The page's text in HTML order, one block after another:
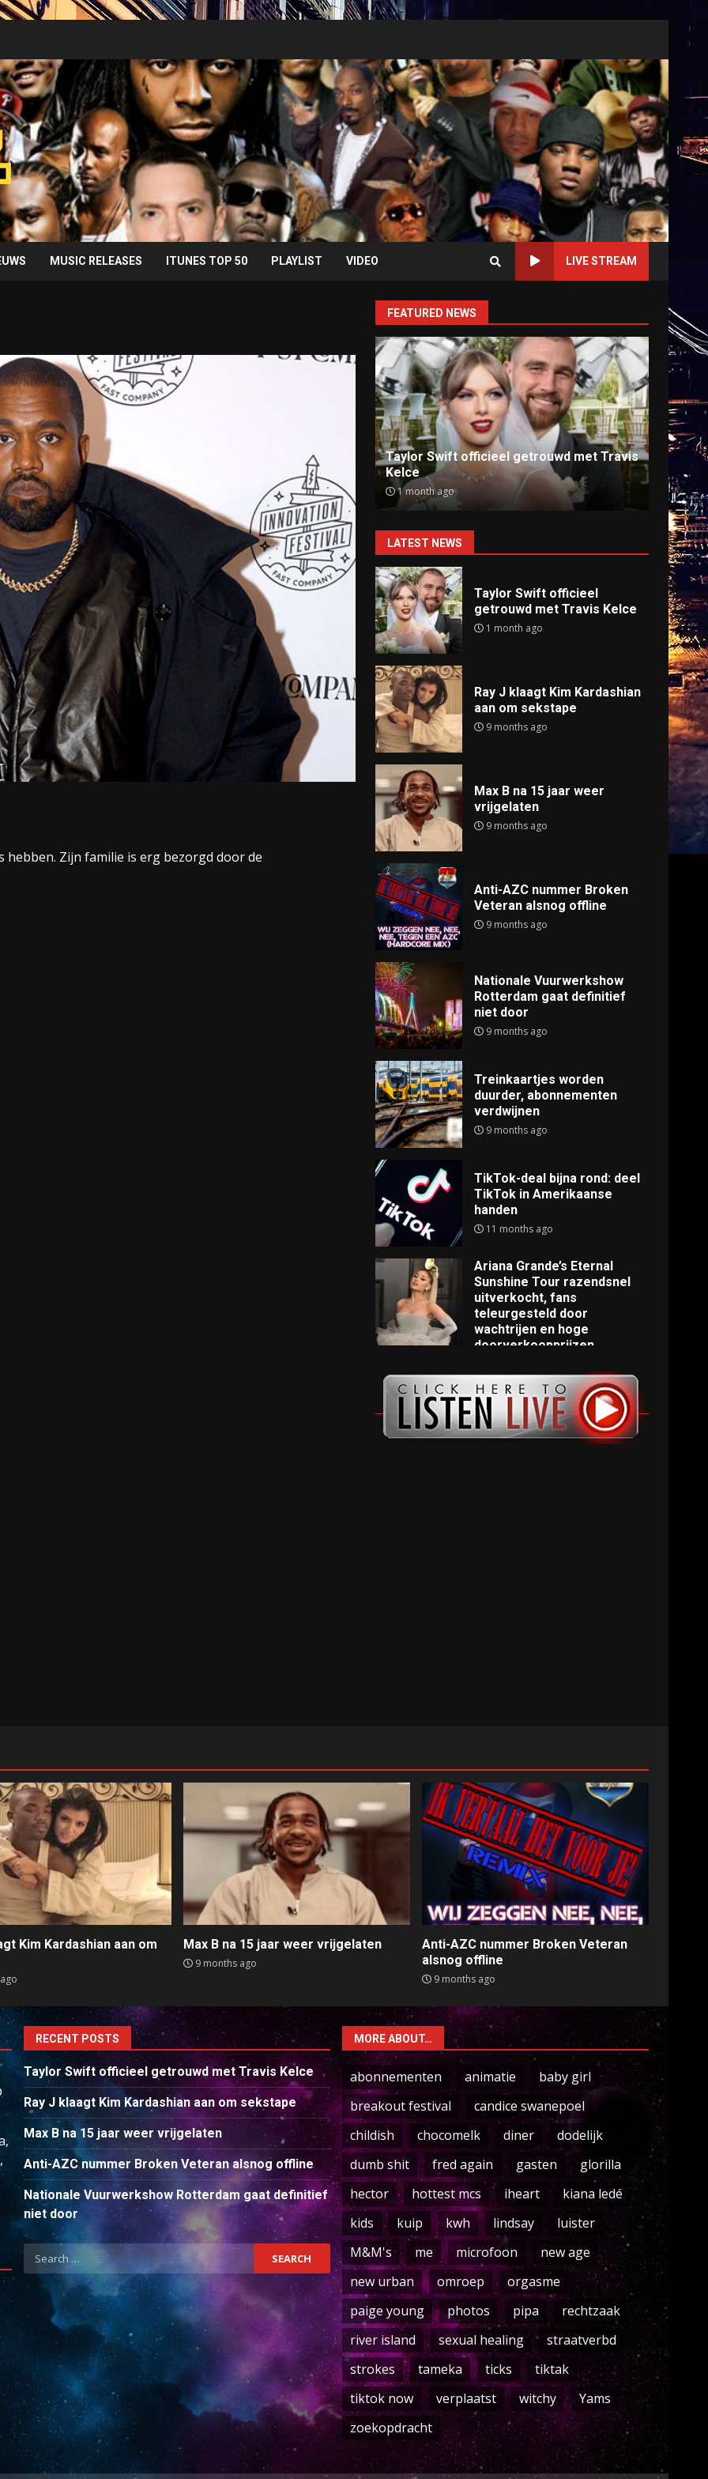
MUSIC RELEASES ITUNES TOP 50 PLAYLIST VIDEO LIVE STREAM
Zijn familie is erg bezorgd door de
FEATURED NEWS
Taylor Swift officieel getrouwd met Travis
Kelce
1 month ago
Ray J klaagt Kim Kardashian aan om
sekstape
9 months ago
Anti-
9
LATEST NEWS
Taylor Swift officieel
getrouwd met Travis Kelce
1 month ago
Ray J klaagt Kim Kardashian
aan om sekstape
9 months ago
Max B na 15 jaar weer
vrijgelaten
9 months ago
Anti-AZC nummer Broken
Veteran alsnog offline
9 months ago
Nationale Vuurwerkshow
Rotterdam gaat definitief
niet door
9 months ago
Treinkaartjes worden
duurder, abonnementen
verdwijnen
9 months ago
TikTok-deal bijna rond: deel
TikTok in Amerikaanse
handen
11 months ago
Ariana Grande’s Eternal
Sunshine Tour razendsnel
uitverkocht, fans
teleurgesteld door
wachtrijen en hoge
doorverkoopprijzen
Kim Kardashian aan om
Max B na 15 jaar weer vrijgelaten
9 months ago
Anti-AZC nummer Broken Veteran
alsnog offline
9 months ago
RECENT POSTS
Taylor Swift officieel getrouwd met Travis Kelce
Ray J klaagt Kim Kardashian aan om sekstape
Max B na 15 jaar weer vrijgelaten
Anti-AZC nummer Broken Veteran alsnog offline
Nationale Vuurwerkshow Rotterdam gaat definitief
niet door
Search
for:
MORE ABOUT…
abonnementen animatie
baby girl
breakout festival
candice swanepoel
childish
chocomelk diner
dodelijk
dumb shit
fred again gasten
glorilla
hector
hottest mcs iheart
kiana ledé
kids
kuip kwh lindsay
luister
M&M's
me microfoon
new age
new urban
omroep
orgasme
paige young
photos pipa
rechtzaak
river island
sexual healing
straatverbd
strokes
tameka ticks
tiktak
tiktok now
verplaatst witchy
Yams
zoekopdracht